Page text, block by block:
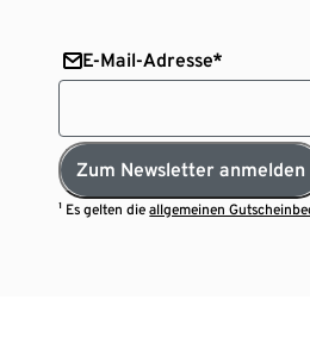
E-Mail-Adresse*
Zum Newsletter anmelden
¹ Es gelten dieallgemeinen